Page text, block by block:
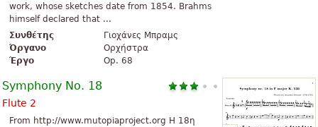
work, whose sketches date from 1854. Brahms
himself declared that ...
Συνθέτης
Γιοχάνες Μπραμς
Όργανο
Ορχήστρα
Έργο
Op. 68
Symphony No. 18
Flute 2
From http://www.mutopiaproject.org Η 18η